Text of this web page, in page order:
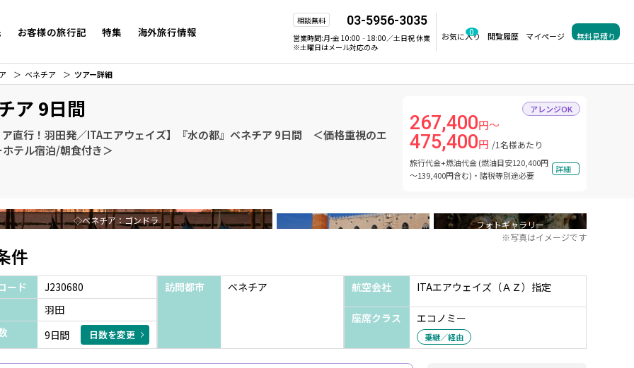
お客様の旅行記 特集 海外旅行情報
相談無料 03-5956-3035
営業時間:月-金 10:00‐18:00／土日祝 休業
※土曜日はメール対応のみ
お気に入り
0 閲覧履歴 マイページ 無料見積り
ベネチア ツアー詳細
ア 9日間
直行！羽田発／ITAエアウェイズ】『水の都』ベネチア 9日間 ＜価格重視のエ
テル宿泊/朝食付き＞
アレンジOK
267,400円～
475,400円 /1名様あたり
旅行代金+燃油代金 (燃油目安120,400円
～139,400円含む)・諸税等別途必要
詳細
◇ベネチア：ゴンドラ
フォトギャラリー
※写真はイメージです
件
ード
J230680
羽田
9日間 日数を変更
訪問都市 ベネチア 航空会社 ITAエアウェイズ（ＡＺ）指定
座席クラス エコノミー
乗継／経由